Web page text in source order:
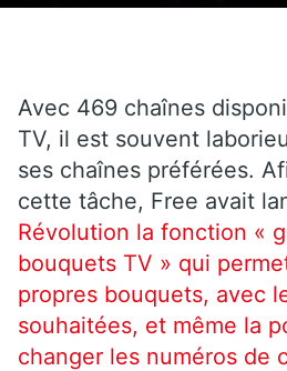
Avec 469 chaînes
TV, il est souvent
ses chaînes préférées.
cette tâche, Free avait
Révolution la fonction «
bouquets TV » qui
propres bouquets, avec
souhaitées, et même la
changer les numéros de